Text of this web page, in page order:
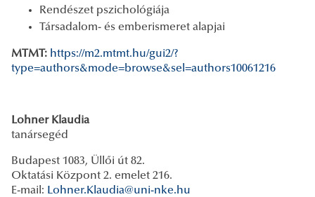
Rendészet pszichológiája
Társadalom- és emberismeret alapjai
MTMT: https://m2.mtmt.hu/gui2/?
type=authors&mode=browse&sel=authors10061216
Lohner Klaudia
tanársegéd
Budapest 1083, Üllői út 82.
Oktatási Központ 2. emelet 216.
E-mail: Lohner.Klaudia@uni-nke.hu